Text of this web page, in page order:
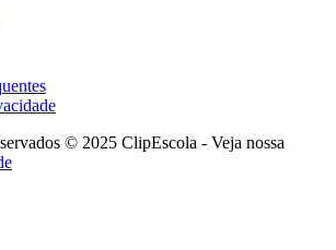
© 2025 ClipEscola - Veja nossa